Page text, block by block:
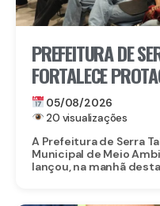
PREFEITURA DE
FORTALECE
NO
CLIMÁTICAS
05/08/2026
20 visualizações
A Prefeitura de Serra
Municipal de Meio
lançou, na manhã